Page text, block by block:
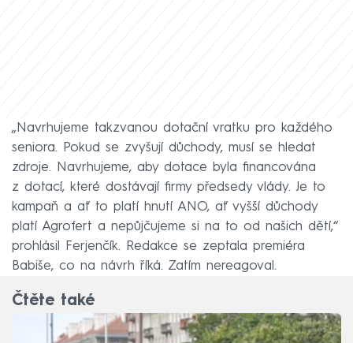
„Navrhujeme takzvanou dotační vratku pro každého
seniora. Pokud se zvyšují důchody, musí se hledat
zdroje. Navrhujeme, aby dotace byla financována
z dotací, které dostávají firmy předsedy vlády. Je to
kampaň a ať to platí hnutí ANO, ať vyšší důchody
platí Agrofert a nepůjčujeme si na to od našich dětí,“
prohlásil Ferjenčík. Redakce se zeptala premiéra
Babiše, co na návrh říká. Zatím nereagoval.
Čtěte také